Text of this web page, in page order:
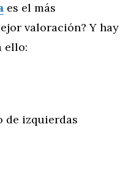
es el más
valoración? Y hay
ello:
de izquierdas